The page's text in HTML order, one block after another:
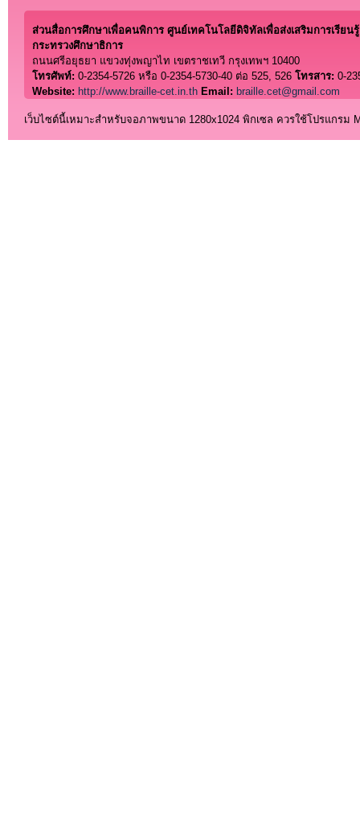
ส่วนสื่อการศึกษาเพื่อคนพิการ ศูนย์เทคโนโลยีดิจิทัลเพื่อส่งเสริมการเรียนรู้
กระทรวงศึกษาธิการ
ถนนศรีอยุธยา แขวงทุ่งพญาไท เขตราชเทวี กรุงเทพฯ 10400
โทรศัพท์: 0-2354-5726 หรือ 0-2354-5730-40 ต่อ 525, 526 โทรสาร: 0-
Website: http://www.braille-cet.in.th Email: braille.cet@gmail.com
เว็บไซต์นี้เหมาะสำหรับจอภาพขนาด 1280x1024 พิกเซล ควรใช้โปรแกรม